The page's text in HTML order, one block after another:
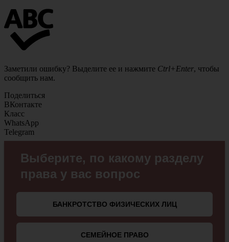
Заметили ошибку? Выделите ее и нажмите Ctrl+Enter, чтобы
сообщить нам.
Поделиться
ВКонтакте
Класс
WhatsApp
Telegram